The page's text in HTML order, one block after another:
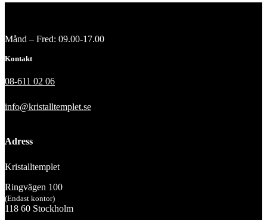
Månd – Fred: 09.00-17.00
Kontakt
08-611 02 06
info@kristalltemplet.se
Adress
Kristalltemplet
Ringvägen 100
(Endast kontor)
118 60 Stockholm